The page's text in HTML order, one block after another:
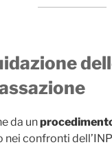
da un
nei confronti